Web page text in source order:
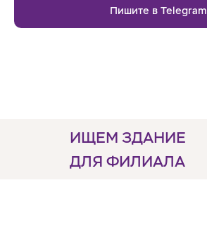
Пишите в Telegram
ИЩЕМ ЗДАНИЕ
ДЛЯ ФИЛИАЛА